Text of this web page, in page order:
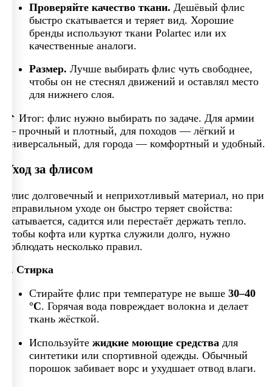
Проверяйте качество ткани. Дешёвый флис
быстро скатывается и теряет вид. Хорошие
бренды используют ткани Polartec или их
качественные аналоги.
Размер. Лучше выбирать флис чуть свободнее,
чтобы он не стеснял движений и оставлял место
для нижнего слоя.
📌 Итог: флис нужно выбирать по задаче. Для армии
— прочный и плотный, для походов — лёгкий и
универсальный, для города — комфортный и удобный.
Уход за флисом
Флис долговечный и неприхотливый материал, но при
неправильном уходе он быстро теряет свойства:
скатывается, садится или перестаёт держать тепло.
Чтобы кофта или куртка служили долго, нужно
соблюдать несколько правил.
1. Стирка
Стирайте флис при температуре не выше 30–40
°C. Горячая вода повреждает волокна и делает
ткань жёсткой.
Используйте жидкие моющие средства для
синтетики или спортивной одежды. Обычный
порошок забивает ворс и ухудшает отвод влаги.